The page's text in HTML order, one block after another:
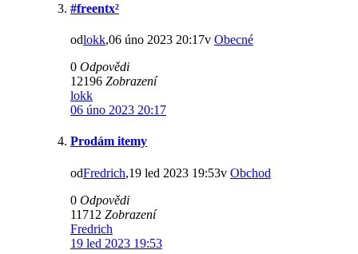
#freentx²
odlokk,06 úno 2023 20:17v Obecné
0 Odpovědi
12196 Zobrazení
lokk
06 úno 2023 20:17
Prodám itemy
odFredrich,19 led 2023 19:53v Obchod
0 Odpovědi
11712 Zobrazení
Fredrich
19 led 2023 19:53